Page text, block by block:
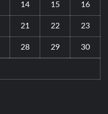
14 15 16
21 22 23
28 29 30